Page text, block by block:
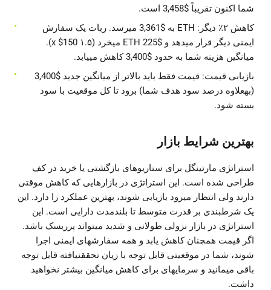
شما اکنون تقریباً $3,458 است.
کاهش ۲٪ دیگر: ETH به $3,361 میرسد. ربات یک سفارش
ایمنی دیگر قرار میدهد و $225 ETH میخرد (۱.۵ x $150).
میانگین هزینه شما به حدود $3,400 کاهش مییابد.
بازیابی قیمت: قیمت فقط باید بالاتر از میانگین جدید $3,400
(بهعلاوه درصد سود هدف شما) برود تا کل موقعیت با سود
بسته شود.
بهترین شرایط بازار
استراتژی مارتینگل برای سناریوهای بازگشتی یا خرید در کف
طراحی شده است. این استراتژی در بازارهایی که کاهش موقتی
دارند ولی انتظار میرود بازیابی شوند، بهترین عملکرد را دارد. این
یک شرطبندی بر قدرت متوسط تا بلندمدت دارایی است. این
استراتژی در بازار نزولی طولانی و شدید میتواند پرریسک باشد.
اگر قیمت همچنان کاهش یابد و همه سفارشهای ایمنی اجرا
شوند، شما در موقعیتی قابل توجه با زیان تحققنیافته قابل توجه
باقی میمانید و سرمایهای برای کاهش میانگین بیشتر نخواهید
داشت.